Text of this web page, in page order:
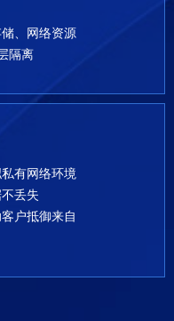
、网络资源
隔离
有网络环境
丢失
户抵御来自